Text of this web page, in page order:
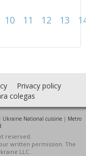
10 11 12 13
Privacy policy
colegas
Ukraine National cuisine| Metro
reserved.
written permission. The
LLC.